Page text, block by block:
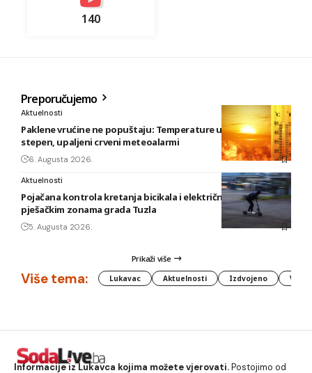
140
Preporučujemo
Aktuelnosti
Paklene vrućine ne popuštaju: Temperature u BiH i do 41
stepen, upaljeni crveni meteoalarmi
6. Augusta 2026.
Aktuelnosti
Pojačana kontrola kretanja bicikala i električnih romobila u
pješačkim zonama grada Tuzla
5. Augusta 2026.
Prikaži više
Više tema: Lukavac Aktuelnosti Izdvojeno
Informacije iz Lukavca kojima možete vjerovati.Postojimo od